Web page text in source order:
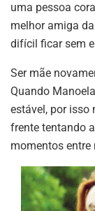
uma pessoa
melhor amiga
difícil ficar sem
Ser mãe
Quando
estável, por isso
frente tentando
momentos entre